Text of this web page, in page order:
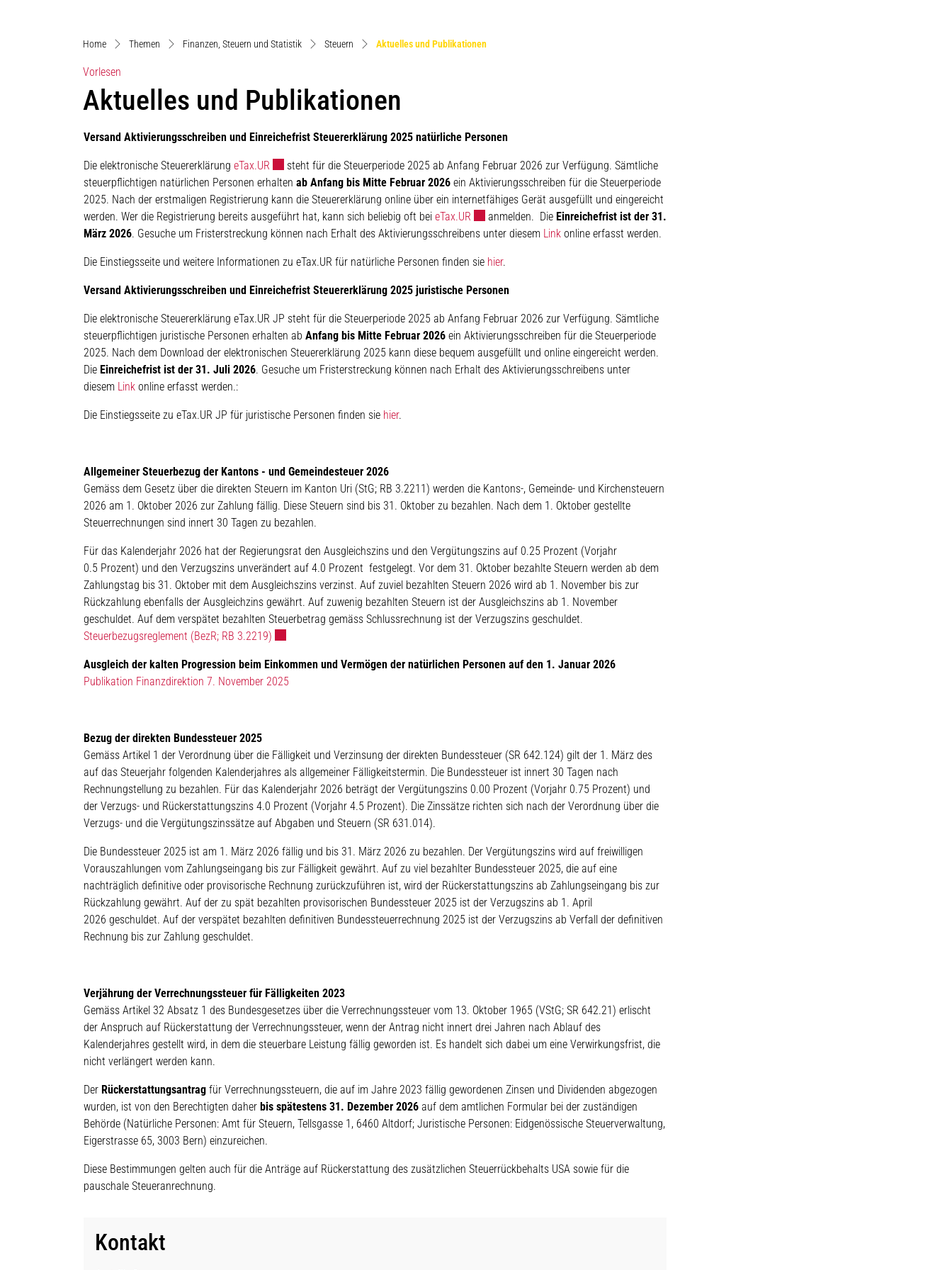
Home Themen Finanzen, Steuern und Statistik Steuern Aktuelles und Publikationen(ausgewählt)
Vorlesen
Aktuelles und Publikationen
Versand Aktivierungsschreiben und Einreichefrist Steuererklärung 2025 natürliche Personen
Die elektronische Steuererklärung eTax.UR Externer Link wird in einem neuen Fenster geöffnet.
steht für die Steuerperiode 2025 ab Anfang Februar 2026 zur Verfügung. Sämtliche
steuerpflichtigen natürlichen Personen erhalten ab Anfang bis Mitte Februar 2026 ein Aktivierungsschreiben für die Steuerperiode
2025. Nach der erstmaligen Registrierung kann die Steuererklärung online über ein internetfähiges Gerät ausgefüllt und eingereicht
werden. Wer die Registrierung bereits ausgeführt hat, kann sich beliebig oft bei eTax.UR Externer Link wird in einem neuen Fenster geöffnet.
anmelden. Die Einreichefrist ist der 31.
März 2026. Gesuche um Fristerstreckung können nach Erhalt des Aktivierungsschreibens unter diesem Link online erfasst werden.
Die Einstiegsseite und weitere Informationen zu eTax.UR für natürliche Personen finden sie hier.
Versand Aktivierungsschreiben und Einreichefrist Steuererklärung 2025 juristische Personen
Die elektronische Steuererklärung eTax.UR JP steht für die Steuerperiode 2025 ab Anfang Februar 2026 zur Verfügung. Sämtliche
steuerpflichtigen juristische Personen erhalten ab Anfang bis Mitte Februar 2026 ein Aktivierungsschreiben für die Steuerperiode
2025. Nach dem Download der elektronischen Steuererklärung 2025 kann diese bequem ausgefüllt und online eingereicht werden.
Die Einreichefrist ist der 31. Juli 2026. Gesuche um Fristerstreckung können nach Erhalt des Aktivierungsschreibens unter
diesem Link online erfasst werden.:
Die Einstiegsseite zu eTax.UR JP für juristische Personen finden sie hier.
Allgemeiner Steuerbezug der Kantons - und Gemeindesteuer 2026
Gemäss dem Gesetz über die direkten Steuern im Kanton Uri (StG; RB 3.2211) werden die Kantons-, Gemeinde- und Kirchensteuern
2026 am 1. Oktober 2026 zur Zahlung fällig. Diese Steuern sind bis 31. Oktober zu bezahlen. Nach dem 1. Oktober gestellte
Steuerrechnungen sind innert 30 Tagen zu bezahlen.
Für das Kalenderjahr 2026 hat der Regierungsrat den Ausgleichszins und den Vergütungszins auf 0.25 Prozent (Vorjahr
0.5 Prozent) und den Verzugszins unverändert auf 4.0 Prozent festgelegt. Vor dem 31. Oktober bezahlte Steuern werden ab dem
Zahlungstag bis 31. Oktober mit dem Ausgleichszins verzinst. Auf zuviel bezahlten Steuern 2026 wird ab 1. November bis zur
Rückzahlung ebenfalls der Ausgleichzins gewährt. Auf zuwenig bezahlten Steuern ist der Ausgleichszins ab 1. November
geschuldet. Auf dem verspätet bezahlten Steuerbetrag gemäss Schlussrechnung ist der Verzugszins geschuldet.
Steuerbezugsreglement (BezR; RB 3.2219)
Ausgleich der kalten Progression beim Einkommen und Vermögen der natürlichen Personen auf den 1. Januar 2026
Publikation Finanzdirektion 7. November 2025
Bezug der direkten Bundessteuer 2025
Gemäss Artikel 1 der Verordnung über die Fälligkeit und Verzinsung der direkten Bundessteuer (SR 642.124) gilt der 1. März des
auf das Steuerjahr folgenden Kalenderjahres als allgemeiner Fälligkeitstermin. Die Bundessteuer ist innert 30 Tagen nach
Rechnungstellung zu bezahlen. Für das Kalenderjahr 2026 beträgt der Vergütungszins 0.00 Prozent (Vorjahr 0.75 Prozent) und
der Verzugs- und Rückerstattungszins 4.0 Prozent (Vorjahr 4.5 Prozent). Die Zinssätze richten sich nach der Verordnung über die
Verzugs- und die Vergütungszinssätze auf Abgaben und Steuern (SR 631.014).
Die Bundessteuer 2025 ist am 1. März 2026 fällig und bis 31. März 2026 zu bezahlen. Der Vergütungszins wird auf freiwilligen
Vorauszahlungen vom Zahlungseingang bis zur Fälligkeit gewährt. Auf zu viel bezahlter Bundessteuer 2025, die auf eine
nachträglich definitive oder provisorische Rechnung zurückzuführen ist, wird der Rückerstattungszins ab Zahlungseingang bis zur
Rückzahlung gewährt. Auf der zu spät bezahlten provisorischen Bundessteuer 2025 ist der Verzugszins ab 1. April
2026 geschuldet. Auf der verspätet bezahlten definitiven Bundessteuerrechnung 2025 ist der Verzugszins ab Verfall der definitiven
Rechnung bis zur Zahlung geschuldet.
Verjährung der Verrechnungssteuer für Fälligkeiten 2023
Gemäss Artikel 32 Absatz 1 des Bundesgesetzes über die Verrechnungssteuer vom 13. Oktober 1965 (VStG; SR 642.21) erlischt
der Anspruch auf Rückerstattung der Verrechnungssteuer, wenn der Antrag nicht innert drei Jahren nach Ablauf des
Kalenderjahres gestellt wird, in dem die steuerbare Leistung fällig geworden ist. Es handelt sich dabei um eine Verwirkungsfrist, die
nicht verlängert werden kann.
Der Rückerstattungsantrag für Verrechnungssteuern, die auf im Jahre 2023 fällig gewordenen Zinsen und Dividenden abgezogen
wurden, ist von den Berechtigten daher bis spätestens 31. Dezember 2026 auf dem amtlichen Formular bei der zuständigen
Behörde (Natürliche Personen: Amt für Steuern, Tellsgasse 1, 6460 Altdorf; Juristische Personen: Eidgenössische Steuerverwaltung,
Eigerstrasse 65, 3003 Bern) einzureichen.
Diese Bestimmungen gelten auch für die Anträge auf Rückerstattung des zusätzlichen Steuerrückbehalts USA sowie für die
pauschale Steueranrechnung.
Kontakt